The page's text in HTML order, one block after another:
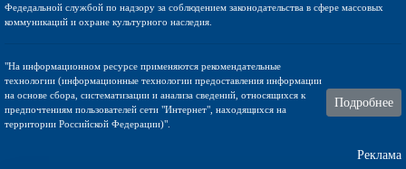
Федедальной службой по надзору за соблюдением законодательства в сфере массовых
коммуникаций и охране культурного наследия.
"На информационном ресурсе применяются рекомендательные
технологии (информационные технологии предоставления информации
на основе сбора, систематизации и анализа сведений, относящихся к
предпочтениям пользователей сети "Интернет", находящихся на
территории Российской Федерации)".
Подробнее
Реклама